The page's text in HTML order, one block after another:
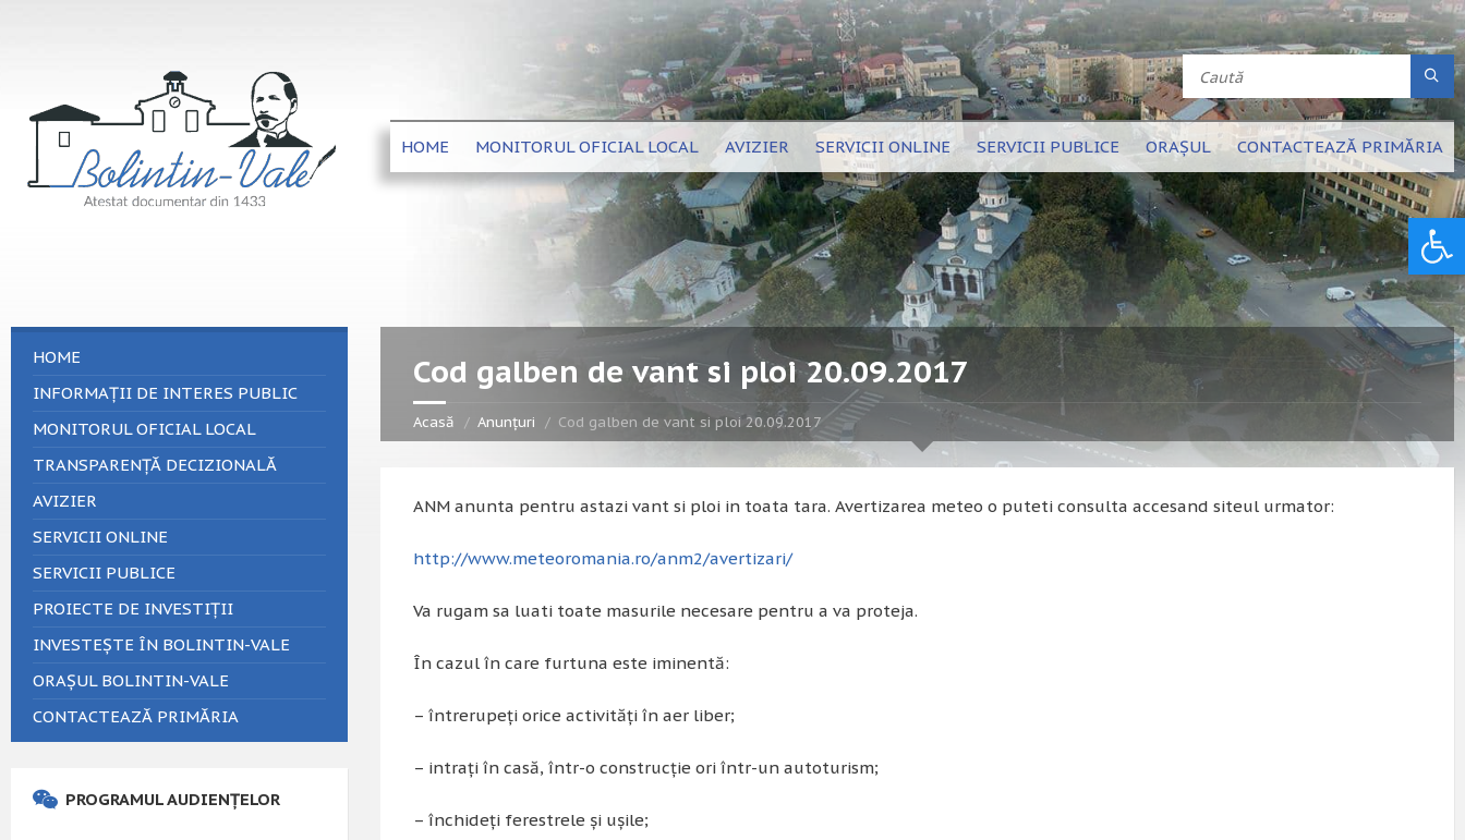
HOME MONITORUL OFICIAL LOCAL AVIZIER SERVICII ONLINE SERVICII PUBLICE ORAȘUL CONTACTEAZĂ PRIMĂRIA
Cod galben de vant si ploi 20.09.2017
Acasă Anunțuri Cod galben de vant si ploi 20.09.2017
ANM anunta pentru astazi vant si ploi in toata tara. Avertizarea meteo o puteti consulta accesand siteul urmator:
http://www.meteoromania.ro/anm2/avertizari/
Va rugam sa luati toate masurile necesare pentru a va proteja.
În cazul în care furtuna este iminentă:
– întrerupeţi orice activităţi în aer liber;
– intraţi în casă, într-o construcţie ori într-un autoturism;
– închideţi ferestrele şi uşile;
HOME
INFORMAȚII DE INTERES PUBLIC
MONITORUL OFICIAL LOCAL
TRANSPARENȚĂ DECIZIONALĂ
AVIZIER
SERVICII ONLINE
SERVICII PUBLICE
PROIECTE DE INVESTIȚII
INVESTEȘTE ÎN BOLINTIN-VALE
ORAȘUL BOLINTIN-VALE
CONTACTEAZĂ PRIMĂRIA
PROGRAMUL AUDIENȚELOR
Deschide bara de unelte